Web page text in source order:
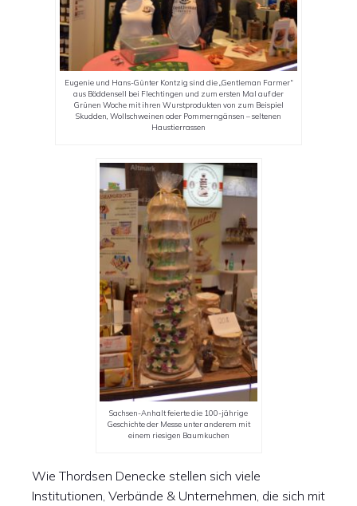
Eugenie und Hans-Günter Kontzig sind die „Gentleman Farmer“
aus Böddensell bei Flechtingen und zum ersten Mal auf der
Grünen Woche mit ihren Wurstprodukten von zum Beispiel
Skudden, Wollschweinen oder Pommerngänsen – seltenen
Haustierrassen
Sachsen-Anhalt feierte die 100-jährige
Geschichte der Messe unter anderem mit
einem riesigen Baumkuchen
Wie Thordsen Denecke stellen sich viele
Institutionen, Verbände & Unternehmen, die sich mit